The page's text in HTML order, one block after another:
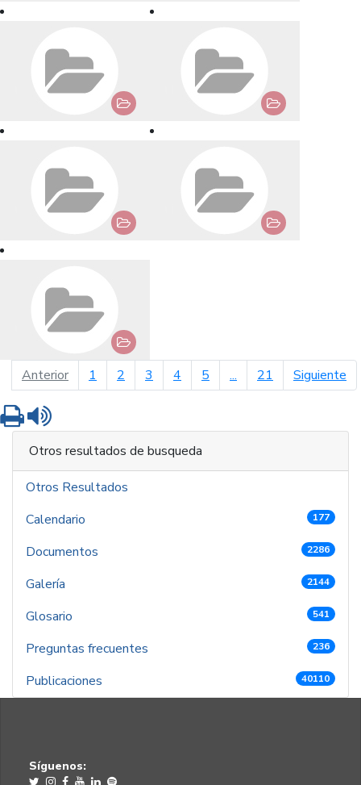
Anteriorpágina anterior
1 2 3 4 5 ... 21 Siguiente
Imprimir
Otros resultados de busqueda
Otros Resultados
Calendario
177
Documentos 2286
Galería 2144
Glosario 541
Preguntas frecuentes 236
Publicaciones 40110
Síguenos: